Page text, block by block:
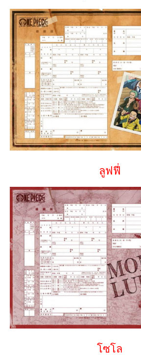
ลูฟฟี่
โซโล